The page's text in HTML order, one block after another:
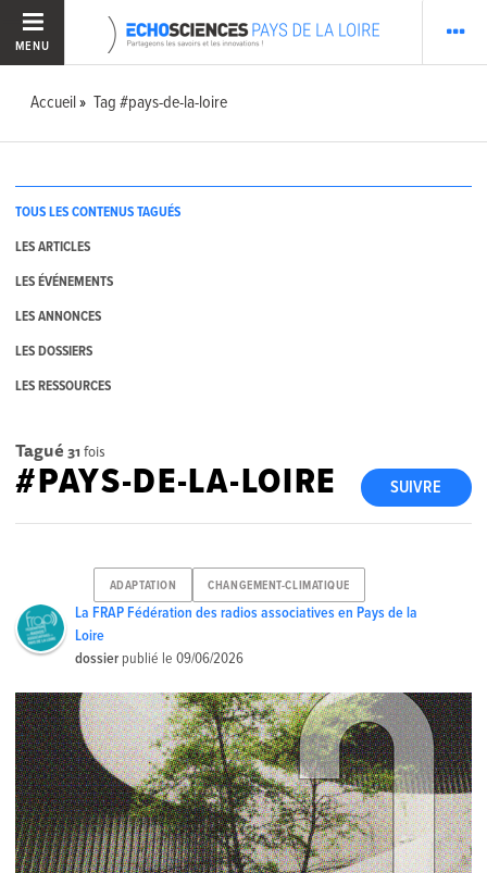
MENU
Accueil Tag #pays-de-la-loire
TOUS LES CONTENUS TAGUÉS
LES ARTICLES
LES ÉVÉNEMENTS
LES ANNONCES
LES DOSSIERS
LES RESSOURCES
Tagué 31 fois
SUIVRE
#PAYS-DE-LA-LOIRE
ADAPTATION CHANGEMENT-CLIMATIQUE
La FRAP Fédération des radios associatives en Pays de la
Loire
dossier publié le09/06/2026